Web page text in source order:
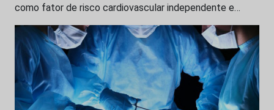
como fator de risco cardiovascular independente e…